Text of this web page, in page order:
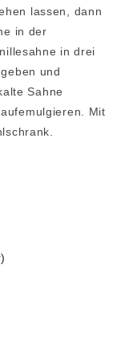
lassen, dann
in der
in drei
und
Sahne
Mit